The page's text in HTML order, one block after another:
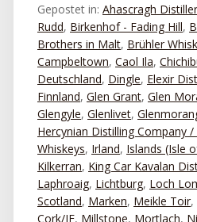
Gepostet in: Ahascragh
Rudd, Birkenhof - Fading Hill,
Brothers in Malt, Brühler
Campbeltown, Caol Ila,
Deutschland, Dingle, Elexir
Finnland, Glen Grant, Glen
Glengyle, Glenlivet,
Hercynian Distilling Company
Whiskeys, Irland, Islands (Isle
Kilkerran, King Car Kavalan
Laphroaig, Lichtburg, Loch
Scotland, Marken, Meikle Toir,
Cork/IE, Millstone, Mortlach,